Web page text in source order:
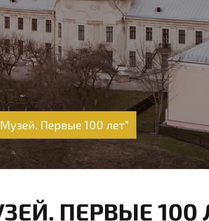
Первые 100 лет"
ПЕРВЫЕ 100